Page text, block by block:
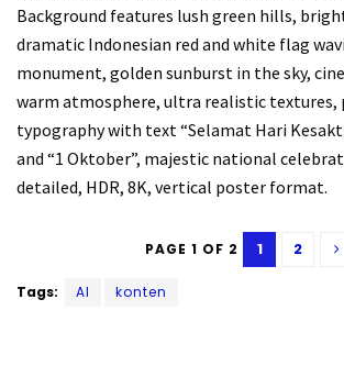
Background features lush green hills,
dramatic Indonesian red and white flag
monument, golden sunburst in the sky,
warm atmosphere, ultra realistic textures,
typography with text “Selamat Hari
and “1 Oktober”, majestic national
detailed, HDR, 8K, vertical poster format.
PAGE 1 OF 2 1 2
Tags: AI konten